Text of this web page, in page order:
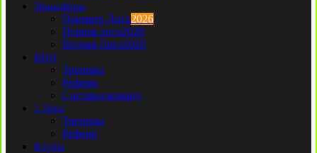
Трансферы
Премьер Лига2026
Первая лига2026
Вторая Лига2026
КПЛ
Тренеры
Рефери
Составы команд
1 Лига
Тренеры
Рефери
Клубы